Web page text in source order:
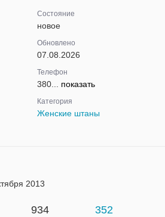
Состояние
новое
Обновлено
07.08.2026
Телефон
380... показать
Категория
Женские штаны
2013
934 352